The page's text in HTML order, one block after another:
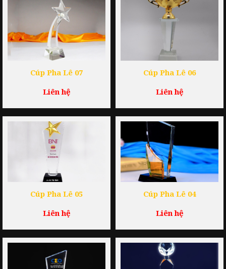
Cúp Pha Lê 07
Liên hệ
Cúp Pha Lê 06
Liên hệ
Cúp Pha Lê 05
Liên hệ
Cúp Pha Lê 04
Liên hệ